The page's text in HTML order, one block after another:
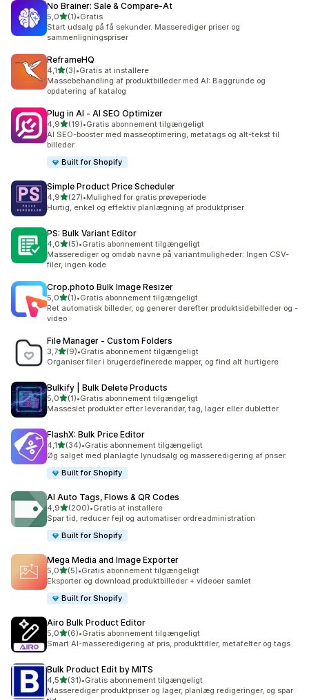
No Brainer: Sale & Compare‑At
5,0ud af 5 stjerner
(1)
1 anmeldelser i alt
•Gratis
Start udsalg på få sekunder. Masserediger priser og
sammenligningspriser
ReframeHQ
4,1ud af 5 stjerner
(3)
3 anmeldelser i alt
•Gratis at installere
Massebehandling af produktbilleder med AI: Baggrunde og
opdatering af katalog
Plug in AI ‑ AI SEO Optimizer
4,9ud af 5 stjerner
(19)
19 anmeldelser i alt
•Gratis abonnement tilgængeligt
AI SEO-booster med masseoptimering, metatags og alt-tekst til
billeder
Built for Shopify
Simple Product Price Scheduler
4,9ud af 5 stjerner
(27)
27 anmeldelser i alt
•Mulighed for gratis prøveperiode
Hurtig, enkel og effektiv planlægning af produktpriser
PS: Bulk Variant Editor
4,0ud af 5 stjerner
(5)
5 anmeldelser i alt
•Gratis abonnement tilgængeligt
Masserediger og omdøb navne på variantmuligheder: Ingen CSV-
filer, ingen kode
Crop.photo Bulk Image Resizer
5,0ud af 5 stjerner
(1)
1 anmeldelser i alt
•Gratis abonnement tilgængeligt
Ret automatisk billeder, og generer derefter produktsidebilleder og -
video
File Manager ‑ Custom Folders
3,7ud af 5 stjerner
(9)
9 anmeldelser i alt
•Gratis abonnement tilgængeligt
Organiser filer i brugerdefinerede mapper, og find alt hurtigere
Bulkify | Bulk Delete Products
5,0ud af 5 stjerner
(1)
1 anmeldelser i alt
•Gratis abonnement tilgængeligt
Masseslet produkter efter leverandør, tag, lager eller dubletter
FlashX: Bulk Price Editor
4,1ud af 5 stjerner
(34)
34 anmeldelser i alt
•Gratis abonnement tilgængeligt
Øg salget med planlagte lynudsalg og masseredigering af priser.
Built for Shopify
AI Auto Tags, Flows & QR Codes
4,9ud af 5 stjerner
(200)
200 anmeldelser i alt
•Gratis at installere
Spar tid, reducer fejl og automatiser ordreadministration
Built for Shopify
Mega Media and Image Exporter
5,0ud af 5 stjerner
(5)
5 anmeldelser i alt
•Gratis abonnement tilgængeligt
Eksporter og download produktbilleder + videoer samlet
Built for Shopify
Airo Bulk Product Editor
5,0ud af 5 stjerner
(6)
6 anmeldelser i alt
•Gratis abonnement tilgængeligt
Smart AI-masseredigering af pris, produkttitler, metafelter og tags
Bulk Product Edit by MITS
4,5ud af 5 stjerner
(31)
31 anmeldelser i alt
•Gratis abonnement tilgængeligt
Masserediger produktpriser og lager, planlæg redigeringer, og spar